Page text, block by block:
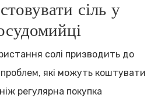
сіль у
солі призводить до
які можуть коштувати
регулярна покупка